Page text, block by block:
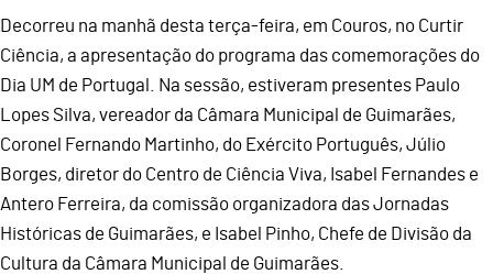
Decorreu na manhã desta terça-feira, em Couros, no Curtir
Ciência, a apresentação do programa das comemorações do
Dia UM de Portugal. Na sessão, estiveram presentes Paulo
Lopes Silva, vereador da Câmara Municipal de Guimarães,
Coronel Fernando Martinho, do Exército Português, Júlio
Borges, diretor do Centro de Ciência Viva, Isabel Fernandes e
Antero Ferreira, da comissão organizadora das Jornadas
Históricas de Guimarães, e Isabel Pinho, Chefe de Divisão da
Cultura da Câmara Municipal de Guimarães.